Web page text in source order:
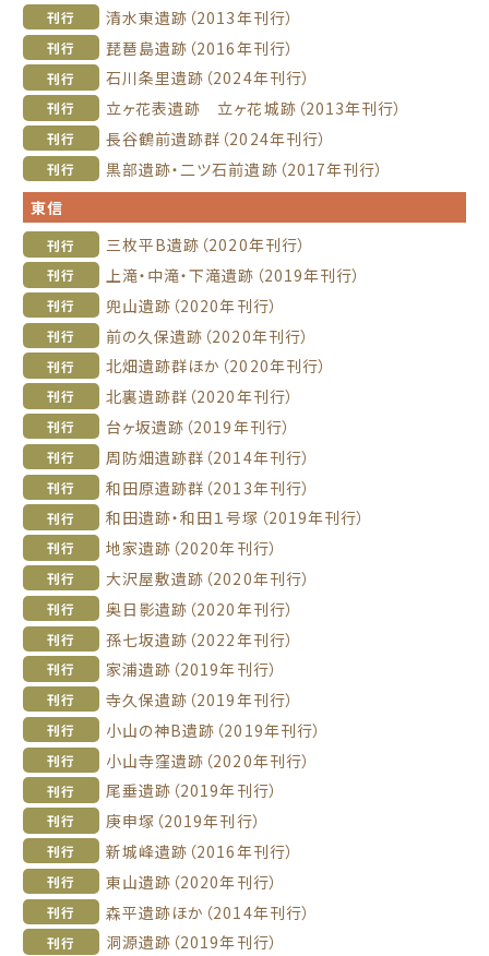
刊行 清水東遺跡（2013年刊行）
刊行 琵琶島遺跡（2016年刊行）
刊行 石川条里遺跡（2024年刊行）
刊行 立ヶ花表遺跡 立ヶ花城跡（2013年刊行）
刊行 長谷鶴前遺跡群（2024年刊行）
刊行
黒部遺跡・二ツ石前遺跡（2017年刊行）
東信
刊行 三枚平B遺跡（2020年刊行）
刊行 上滝・中滝・下滝遺跡（2019年刊行）
刊行 兜山遺跡（2020年刊行）
刊行 前の久保遺跡（2020年刊行）
刊行 北畑遺跡群ほか（2020年刊行）
刊行 北裏遺跡群（2020年刊行）
刊行 台ヶ坂遺跡（2019年刊行）
刊行 周防畑遺跡群（2014年刊行）
刊行 和田原遺跡群（2013年刊行）
刊行 和田遺跡・和田１号塚（2019年刊行）
刊行 地家遺跡（2020年刊行）
刊行 大沢屋敷遺跡（2020年刊行）
刊行 奥日影遺跡（2020年刊行）
刊行 孫七坂遺跡（2022年刊行）
刊行 家浦遺跡（2019年刊行）
刊行 寺久保遺跡（2019年刊行）
刊行 小山の神B遺跡（2019年刊行）
刊行 小山寺窪遺跡（2020年刊行）
刊行 尾垂遺跡（2019年刊行）
刊行 庚申塚（2019年刊行）
刊行 新城峰遺跡（2016年刊行）
刊行 東山遺跡（2020年刊行）
刊行 森平遺跡ほか（2014年刊行）
刊行 洞源遺跡（2019年刊行）